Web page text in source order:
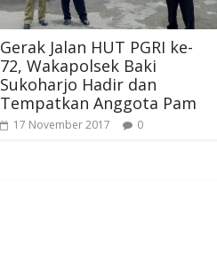
Gerak Jalan HUT PGRI ke-
72, Wakapolsek Baki
Sukoharjo Hadir dan
Tempatkan Anggota Pam
17 November 2017 0